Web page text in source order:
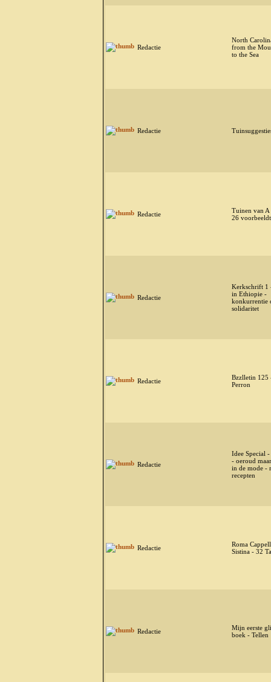
Redactie
North
from the
to the Sea
Redactie
Redactie
Tuinen van
26
Redactie
Kerkschrift 1
in Ethiopie -
konkurrentie
solidaritet
Redactie
Bzzlletin 125
Perron
Redactie
Idee Special
- oeroud
in de mode -
recepten
Redactie
Roma
Sistina - 32
Redactie
Mijn eerste
boek - Tellen